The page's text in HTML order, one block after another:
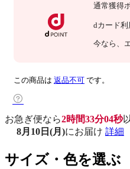
通常獲得
dカード利
今なら 、
この商品は 返品不可 です。
お急ぎ便なら2時間33分03秒
8月10日(月)にお届け 詳細
サイズ・色を選ぶ